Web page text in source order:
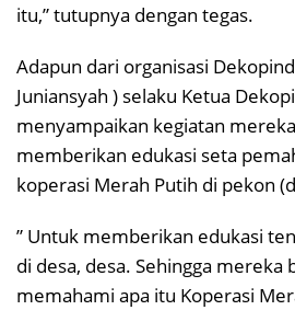
itu,” tutupnya dengan tegas.
Adapun dari organisasi
Juniansyah ) selaku Ketua
menyampaikan kegiatan
memberikan edukasi seta
koperasi Merah Putih di pekon
” Untuk memberikan edukasi
di desa, desa. Sehingga mereka
memahami apa itu Koperasi